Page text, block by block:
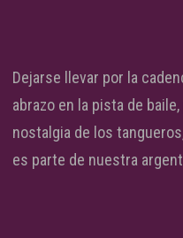
Dejarse llevar por la
abrazo en la pista de
nostalgia de los
es parte de nuestra